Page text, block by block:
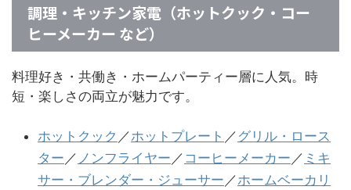
調理・キッチン家電（ホットクック・コー
ヒーメーカー など）
料理好き・共働き・ホームパーティー層に人気。時
短・楽しさの両立が魅力です。
ホットクック ／ホットプレート ／ グリル・ロース
ター ／ ノンフライヤー ／ コーヒーメーカー ／ ミキ
サー・ブレンダー・ジューサー ／ホームベーカリ